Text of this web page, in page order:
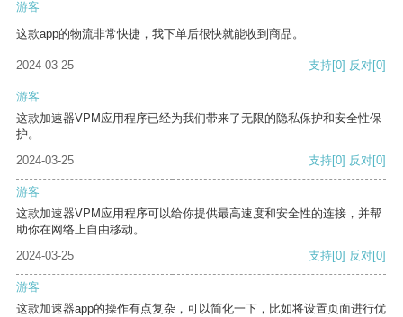
游客
这款app的物流非常快捷，我下单后很快就能收到商品。
2024-03-25 支持[0] 反对[0]
游客
这款加速器VPM应用程序已经为我们带来了无限的隐私保护和安全性保
护。
2024-03-25
支持[0] 反对[0]
游客
这款加速器VPM应用程序可以给你提供最高速度和安全性的连接，并帮
助你在网络上自由移动。
2024-03-25
支持[0] 反对[0]
游客
这款加速器app的操作有点复杂，可以简化一下，比如将设置页面进行优